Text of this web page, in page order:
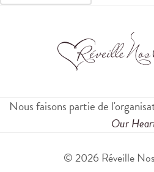
Nous faisons partie de
Our
© 2026 Réveille